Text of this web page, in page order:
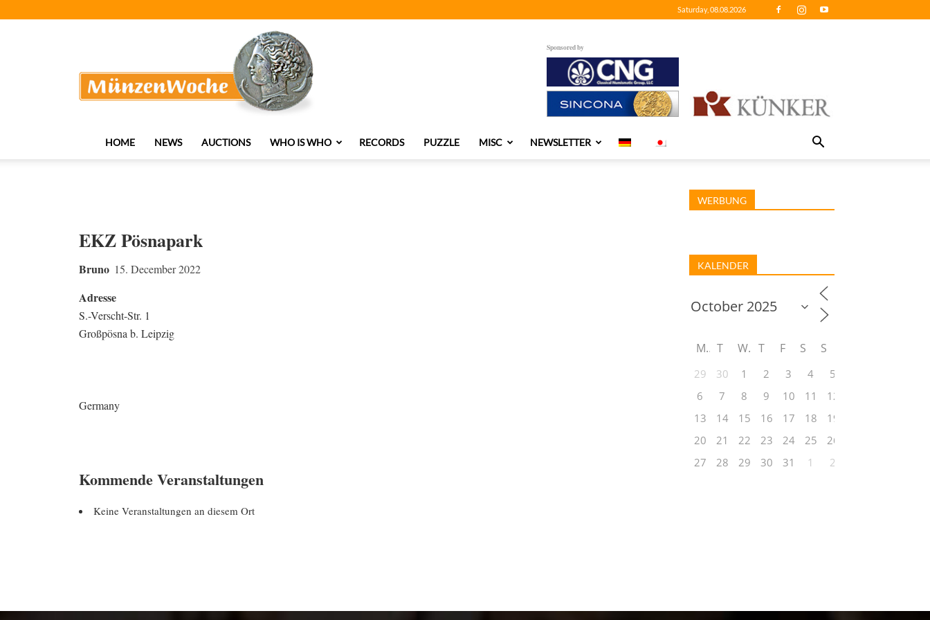
Saturday, 08.08.2026
Sponsored by
HOME NEWS AUCTIONS WHO IS WHO RECORDS PUZZLE MISC NEWSLETTER
EKZ Pösnapark
Bruno 15. December 2022
Adresse
S.-Verscht-Str. 1
Großpösna b. Leipzig
Germany
Kommende Veranstaltungen
Keine Veranstaltungen an diesem Ort
WERBUNG
KALENDER
M T W T F S S
29 30 1 2 3 4
5
6
7 8 9 10 11
12
13
14 15 16 17 18
19
20
21 22 23 24 25
26
27
28 29 30 31 1 2